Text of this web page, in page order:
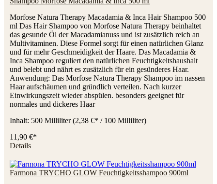
Morfose Natura Therapy Macadamia & Inca Hair Shampoo 500
ml Das Hair Shampoo von Morfose Natura Therapy beinhaltet
das gesunde Öl der Macadamianuss und ist zusätzlich reich an
Multivitaminen. Diese Formel sorgt für einen natürlichen Glanz
und für mehr Geschmeidigkeit der Haare. Das Macadamia &
Inca Shampoo reguliert den natürlichen Feuchtigkeitshaushalt
und belebt und nährt es zusätzlich für ein gesünderes Haar.
Anwendung: Das Morfose Natura Therapy Shampoo im nassen
Haar aufschäumen und gründlich verteilen. Nach kurzer
Einwirkungszeit wieder abspülen. besonders geeignet für
normales und dickeres Haar
Inhalt: 500 Milliliter(2,38 €* / 100 Milliliter)
11,90 €*
Details
Farmona TRYCHO GLOW Feuchtigkeitsshampoo 900ml